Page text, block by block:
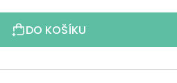
DO KOŠÍKU